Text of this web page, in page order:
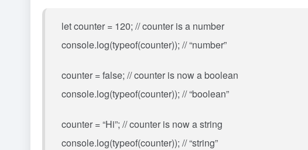
let counter = 120; // counter is a number
console.log(typeof(counter)); // “number”
counter = false; // counter is now a boolean
console.log(typeof(counter)); // “boolean”
counter = “Hi”; // counter is now a string
console.log(typeof(counter)); // “string”